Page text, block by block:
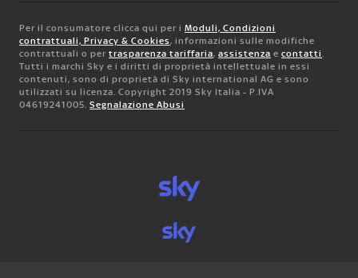
Per il consumatore clicca qui per i Moduli, Condizioni
contrattuali, Privacy & Cookies, informazioni sulle modifiche
contrattuali o per trasparenza tariffaria, assistenza e contatti.
Tutti i marchi Sky e i diritti di proprietà intellettuale in essi
contenuti, sono di proprietà di Sky international AG e sono
utilizzati su licenza. Copyright 2019 Sky Italia - P.IVA
04619241005. Segnalazione Abusi